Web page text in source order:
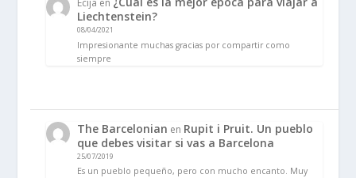
Liechtenstein?
08/04/2021
Impresionante muchas gracias por compartir como
siempre
The Barcelonian en Rupit i Pruit. Un pueblo
que debes visitar si vas a Barcelona
25/07/2019
Es un pueblo pequeño, pero con mucho encanto. Muy